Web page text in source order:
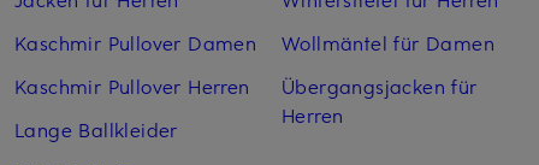
Kaschmir Pullover Damen
Kaschmir Pullover Herren
Lange Ballkleider
Wollmäntel für Damen
Übergangsjacken für
Herren